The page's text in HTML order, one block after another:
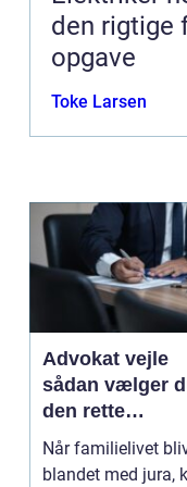
den rigtige
opgave
Toke Larsen
Advokat vejle
sådan vælger
den rette
Når familielivet
blandet med jura,